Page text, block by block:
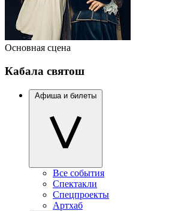
Основная сцена
Кабала святош
Афиша и билеты
Все события
Спектакли
Спецпроекты
Артхаб